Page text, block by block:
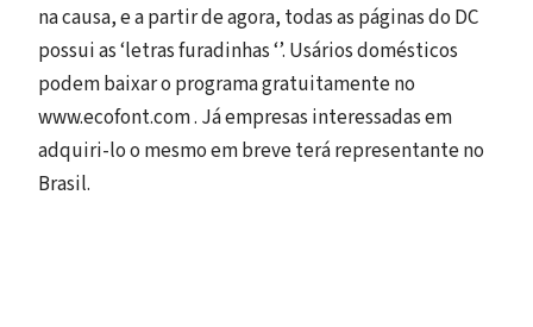
na causa, e a partir de agora, todas as páginas do DC
possui as ‘letras furadinhas ‘’. Usários domésticos
podem baixar o programa gratuitamente no
www.ecofont.com . Já empresas interessadas em
adquiri-lo o mesmo em breve terá representante no
Brasil.